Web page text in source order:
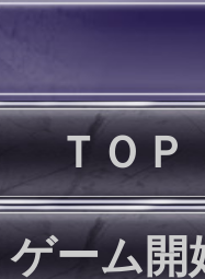
ＴＯＰ
ゲーム開